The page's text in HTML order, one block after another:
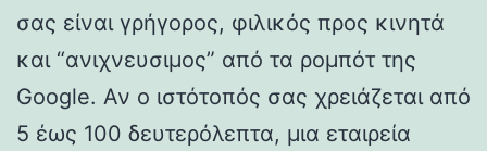
σας είναι γρήγορος, φιλικός προς κινητά
και “ανιχνευσιμος” από τα ρομπότ της
Google. Αν ο ιστότοπός σας χρειάζεται από
5 έως 100 δευτερόλεπτα, μια εταιρεία